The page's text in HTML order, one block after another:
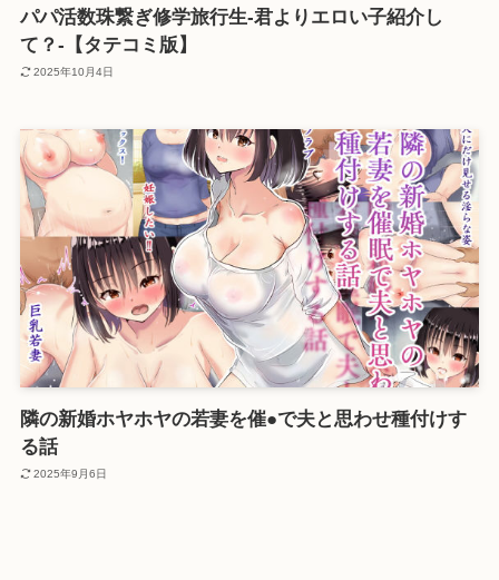
パパ活数珠繋ぎ修学旅行生-君よりエロい子紹介し
て？-【タテコミ版】
2025年10月4日
隣の新婚ホヤホヤの若妻を催●で夫と思わせ種付けす
る話
2025年9月6日